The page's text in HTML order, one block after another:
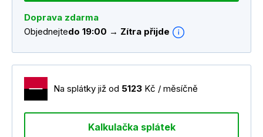
Doprava zdarma
Objednejtedo 19:00 → Zítra přijde
Na splátky již od 5123 Kč / měsíčně
Kalkulačka splátek